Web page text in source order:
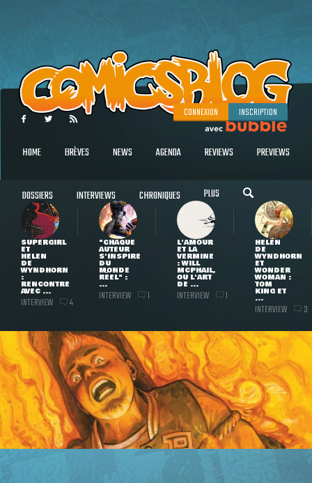
CONNEXION INSCRIPTION
HOME BRÈVES NEWS AGENDA REVIEWS PREVIEWS
DOSSIERS INTERVIEWS CHRONIQUES PLUS
SUPERGIRL
ET
HELEN
DE
WYNDHORN
:
RENCONTRE
AVEC ...
INTERVIEW 4
"CHAQUE
AUTEUR
S'INSPIRE
DU
MONDE
RÉEL" :
...
INTERVIEW 1
L'AMOUR
ET LA
VERMINE
: WILL
MCPHAIL,
OU L'ART
DE ...
INTERVIEW 1
HELEN
DE
WYNDHORN
ET
WONDER
WOMAN :
TOM
KING ET
...
INTERVIEW 3